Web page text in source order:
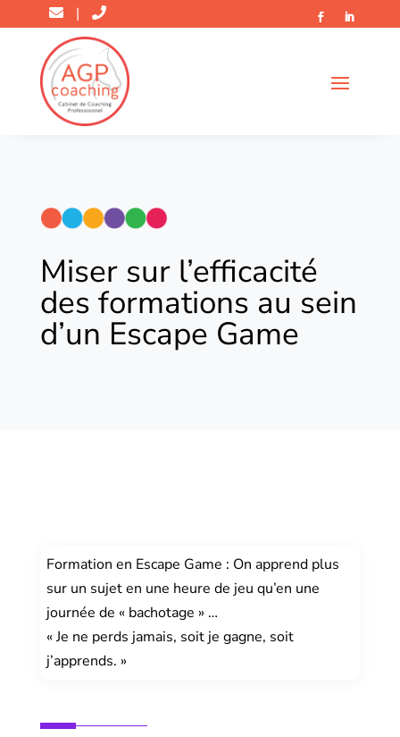
|
Miser sur l’efficacité
des formations au sein
d’un Escape Game
Formation en Escape Game : On apprend plus
sur un sujet en une heure de jeu qu’en une
journée de « bachotage » …
« Je ne perds jamais, soit je gagne, soit
j’apprends. »